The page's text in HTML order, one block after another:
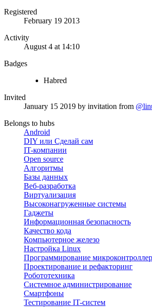
Registered
February 19 2013
Activity
August 4 at 14:10
Badges
Habred
Invited
January 15 2019 by invitation from
Belongs to hubs
Android
DIY или Сделай сам
IT-компании
Open source
Алгоритмы
Базы данных
Веб-разработка
Виртуализация
Высоконагруженные системы
Гаджеты
Информационная безопасность
Качество кода
Компьютерное железо
Настройка Linux
Программирование
Проектирование и рефакторинг
Робототехника
Системное администрирование
Смартфоны
Тестирование IT-систем